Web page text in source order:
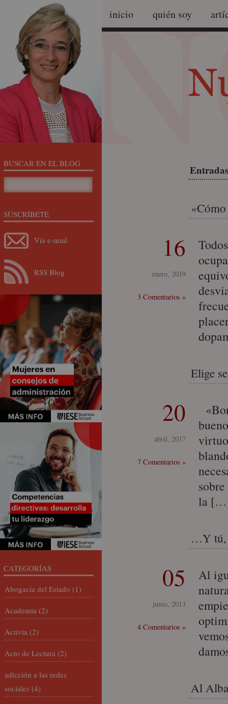
inicio quién soy
16
enero, 2019
3 Comentarios »
Elige
20
abril, 2017
7 Comentarios »
la
…Y tú,
05
junio, 2013
4 Comentarios »
Al
Al
BUSCAR EN EL BLOG
SUSCRÍBETE
Vía e-mail
RSS Blog
CATEGORÍAS
Abogacía del Estado (1)
Academia (2)
Activia (2)
Acto de Lectura (2)
adicción a las redes
sociales (4)